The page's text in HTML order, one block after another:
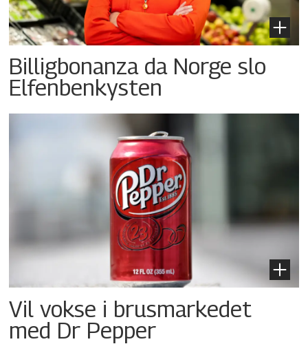
Billigbonanza da Norge slo
Elfenbenkysten
Vil vokse i brusmarkedet
med Dr Pepper